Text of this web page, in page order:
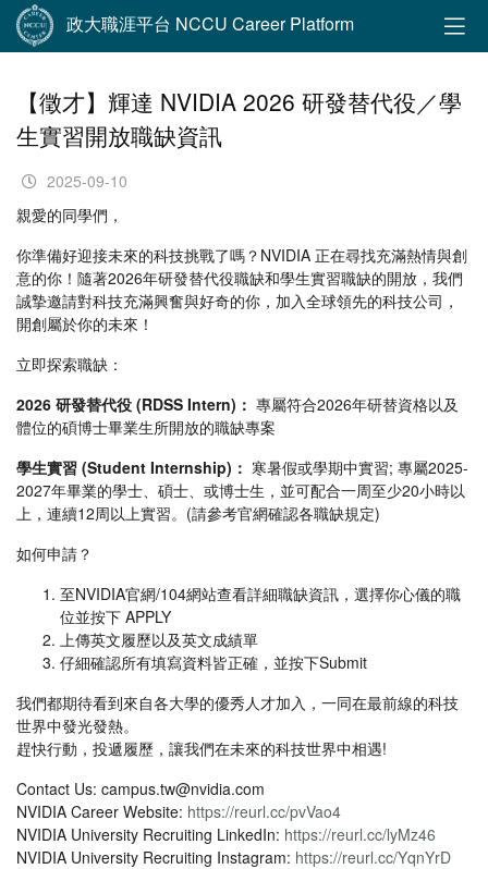
政大職涯平台 NCCU Career Platform
【徵才】輝達 NVIDIA 2026 研發替代役／學
生實習開放職缺資訊
2025-09-10
親愛的同學們，
你準備好迎接未來的科技挑戰了嗎？NVIDIA 正在尋找充滿熱情與創
意的你！隨著2026年研發替代役職缺和學生實習職缺的開放，我們
誠摯邀請對科技充滿興奮與好奇的你，加入全球領先的科技公司，
開創屬於你的未來！
立即探索職缺：
2026 研發替代役 (RDSS Intern)： 專屬符合2026年研替資格以及
體位的碩博士畢業生所開放的職缺專案
學生實習 (Student Internship)： 寒暑假或學期中實習; 專屬2025-
2027年畢業的學士、碩士、或博士生，並可配合一周至少20小時以
上，連續12周以上實習。(請參考官網確認各職缺規定)
如何申請？
至NVIDIA官網/104網站查看詳細職缺資訊，選擇你心儀的職
位並按下 APPLY
上傳英文履歷以及英文成績單
仔細確認所有填寫資料皆正確，並按下Submit
我們都期待看到來自各大學的優秀人才加入，一同在最前線的科技
世界中發光發熱。
趕快行動，投遞履歷，讓我們在未來的科技世界中相遇!
Contact Us: campus.tw@nvidia.com
NVIDIA Career Website: https://reurl.cc/pvVao4
NVIDIA University Recruiting LinkedIn: https://reurl.cc/lyMz46
NVIDIA University Recruiting Instagram: https://reurl.cc/YqnYrD